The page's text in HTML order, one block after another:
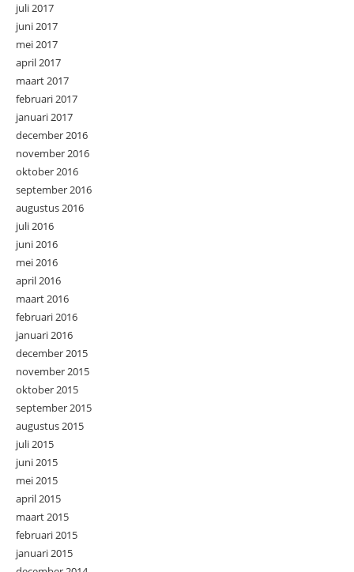
juli 2017
juni 2017
mei 2017
april 2017
maart 2017
februari 2017
januari 2017
december 2016
november 2016
oktober 2016
september 2016
augustus 2016
juli 2016
juni 2016
mei 2016
april 2016
maart 2016
februari 2016
januari 2016
december 2015
november 2015
oktober 2015
september 2015
augustus 2015
juli 2015
juni 2015
mei 2015
april 2015
maart 2015
februari 2015
januari 2015